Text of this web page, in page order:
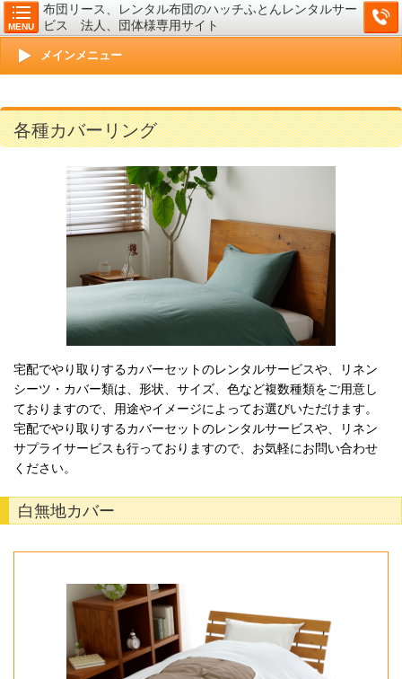
MENU
布団リース、レンタル布団のハッチふとんレンタルサー
ビス 法人、団体様専用サイト
メインメニュー
各種カバーリング
宅配でやり取りするカバーセットのレンタルサービスや、リネン
シーツ・カバー類は、形状、サイズ、色など複数種類をご用意し
ておりますので、用途やイメージによってお選びいただけます。
宅配でやり取りするカバーセットのレンタルサービスや、リネン
サプライサービスも行っておりますので、お気軽にお問い合わせ
ください。
白無地カバー